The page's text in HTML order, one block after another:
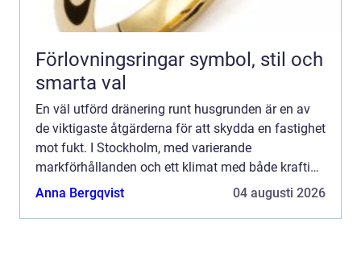
Förlovningsringar symbol, stil och
smarta val
En väl utförd dränering runt husgrunden är en av
de viktigaste åtgärderna för att skydda en fastighet
mot fukt. I Stockholm, med varierande
markförhållanden och ett klimat med både kraftiga
regn och tjäle, ställs extra höga krav på planering
Anna Bergqvist 04 augusti 2026